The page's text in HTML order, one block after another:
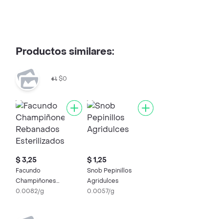
Productos similares:
$0
$ 3,25
Facundo
Champiñones
Rebanados
0.0082/g
$ 1,25
Snob Pepinillos
Agridulces
0.0057/g